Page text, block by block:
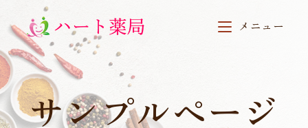
ン
ツ
へ
ス
キ
メニュー
サンプルページ